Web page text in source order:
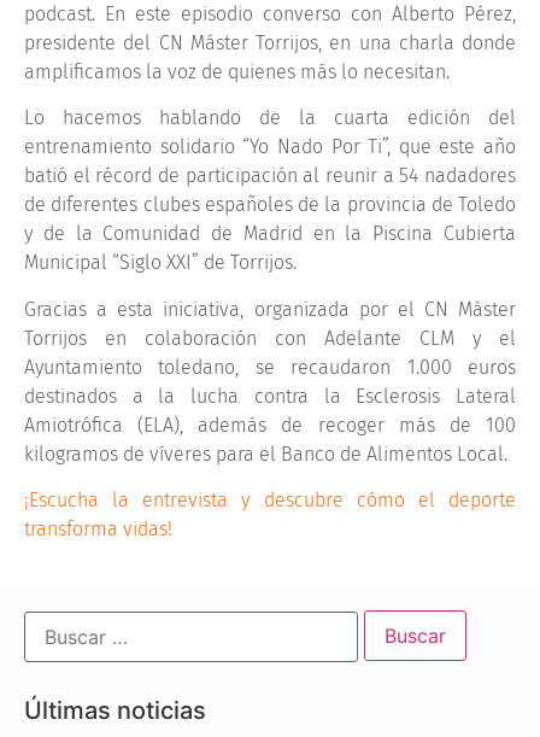
podcast. En este episodio converso con Alberto Pérez,
presidente del CN Máster Torrijos, en una charla donde
amplificamos la voz de quienes más lo necesitan.
Lo hacemos hablando de la cuarta edición del
entrenamiento solidario “Yo Nado Por Ti”, que este año
batió el récord de participación al reunir a 54 nadadores
de diferentes clubes españoles de la provincia de Toledo
y de la Comunidad de Madrid en la Piscina Cubierta
Municipal “Siglo XXI” de Torrijos.
Gracias a esta iniciativa, organizada por el CN Máster
Torrijos en colaboración con Adelante CLM y el
Ayuntamiento toledano, se recaudaron 1.000 euros
destinados a la lucha contra la Esclerosis Lateral
Amiotrófica (ELA), además de recoger más de 100
kilogramos de víveres para el Banco de Alimentos Local.
¡Escucha la entrevista y descubre cómo el deporte
transforma vidas!
Últimas noticias